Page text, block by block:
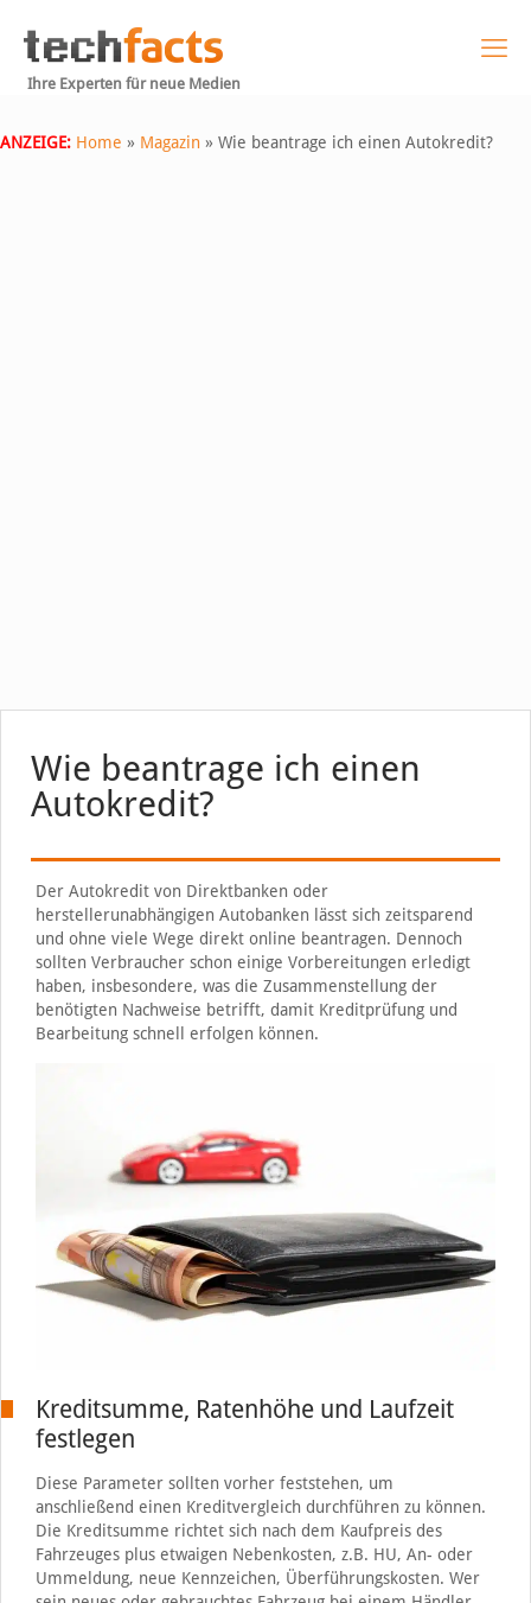
Ihre Experten für neue Medien
ANZEIGE: Home » Magazin » Wie beantrage ich einen Autokredit?
Wie beantrage ich einen
Autokredit?
Der Autokredit von Direktbanken oder
herstellerunabhängigen Autobanken lässt sich zeitsparend
und ohne viele Wege direkt online beantragen. Dennoch
sollten Verbraucher schon einige Vorbereitungen erledigt
haben, insbesondere, was die Zusammenstellung der
benötigten Nachweise betrifft, damit Kreditprüfung und
Bearbeitung schnell erfolgen können.
Kreditsumme, Ratenhöhe und Laufzeit
festlegen
Diese Parameter sollten vorher feststehen, um
anschließend einen Kreditvergleich durchführen zu können.
Die Kreditsumme richtet sich nach dem Kaufpreis des
Fahrzeuges plus etwaigen Nebenkosten, z.B. HU, An- oder
Ummeldung, neue Kennzeichen, Überführungskosten. Wer